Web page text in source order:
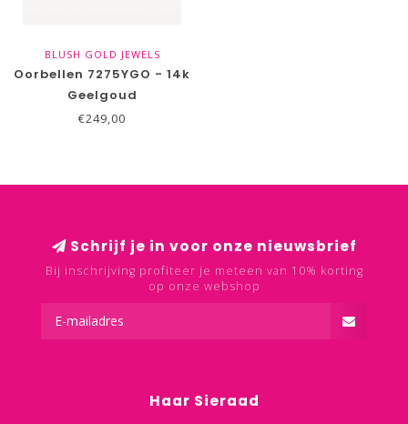
BLUSH GOLD JEWELS
Oorbellen 7275YGO - 14k
Geelgoud
€249,00
Schrijf je in voor onze nieuwsbrief
Bij inschrijving profiteer je meteen van 10% korting
op onze webshop
Haar Sieraad